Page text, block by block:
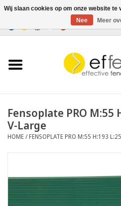
Verlichting
Outlet
Fensoplate PRO M:55
V-Large
HOME /FENSOPLATE PRO M:55 H:193
Wij slaan cookies op om onze website
Nee
Meer